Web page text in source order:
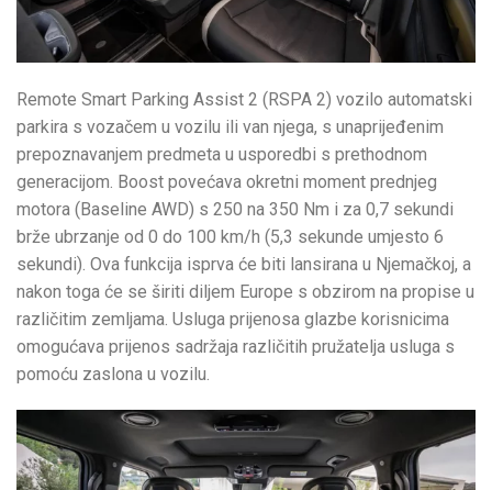
Remote Smart Parking Assist 2 (RSPA 2) vozilo automatski
parkira s vozačem u vozilu ili van njega, s unaprijeđenim
prepoznavanjem predmeta u usporedbi s prethodnom
generacijom. Boost povećava okretni moment prednjeg
motora (Baseline AWD) s 250 na 350 Nm i za 0,7 sekundi
brže ubrzanje od 0 do 100 km/h (5,3 sekunde umjesto 6
sekundi). Ova funkcija isprva će biti lansirana u Njemačkoj, a
nakon toga će se širiti diljem Europe s obzirom na propise u
različitim zemljama. Usluga prijenosa glazbe korisnicima
omogućava prijenos sadržaja različitih pružatelja usluga s
pomoću zaslona u vozilu.